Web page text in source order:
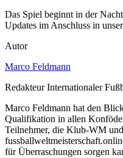
Das Spiel beginnt in der
Updates im Anschluss in
Autor
Marco Feldmann
Redakteur Internationaler
Marco Feldmann hat den
Qualifikation in allen
Teilnehmer, die Klub-WM
für Überraschungen sorgen